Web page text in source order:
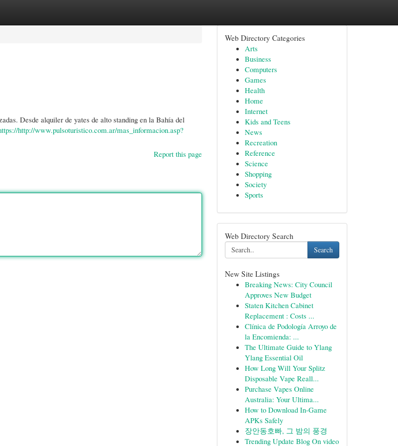
Desde alquiler de yates de alto standing en la Bahía del
http://www.pulsoturistico.com.ar/mas_informacion.asp?
Report this page
Web Directory Categories
Arts
Business
Computers
Games
Health
Home
Internet
Kids and Teens
News
Recreation
Reference
Science
Shopping
Society
Sports
Web Directory Search
Search
New Site Listings
Breaking News: City Council
Approves New Budget
Staten Kitchen Cabinet
Replacement : Costs ...
Clínica de Podología Arroyo de
la Encomienda: ...
The Ultimate Guide to Ylang
Ylang Essential Oil
How Long Will Your Splitz
Disposable Vape Reall...
Purchase Vapes Online
Australia: Your Ultima...
How to Download In-Game
APKs Safely
장안동호빠, 그 밤의 풍경
Trending Update Blog On video